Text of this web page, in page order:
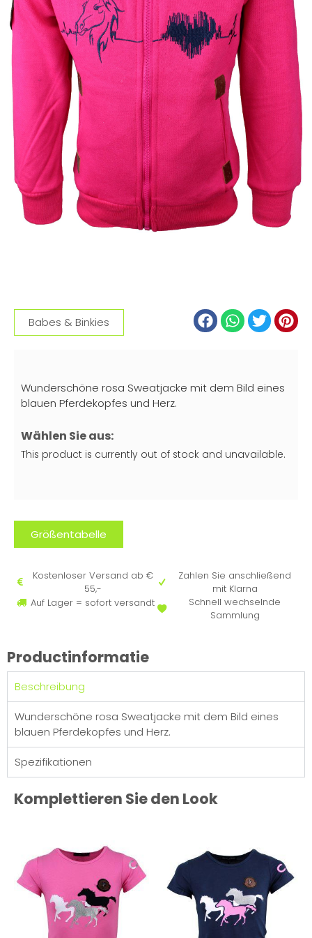
Babes & Binkies
Wunderschöne rosa Sweatjacke mit dem Bild eines
blauen Pferdekopfes und Herz.
Wählen Sie aus:
This product is currently out of stock and unavailable.
Größentabelle
Kostenloser Versand ab €
55,-
Auf Lager = sofort versandt
Zahlen Sie anschließend
mit Klarna
Schnell wechselnde
Sammlung
Productinformatie
Beschreibung
Wunderschöne rosa Sweatjacke mit dem Bild eines
blauen Pferdekopfes und Herz.
Spezifikationen
Komplettieren Sie den Look